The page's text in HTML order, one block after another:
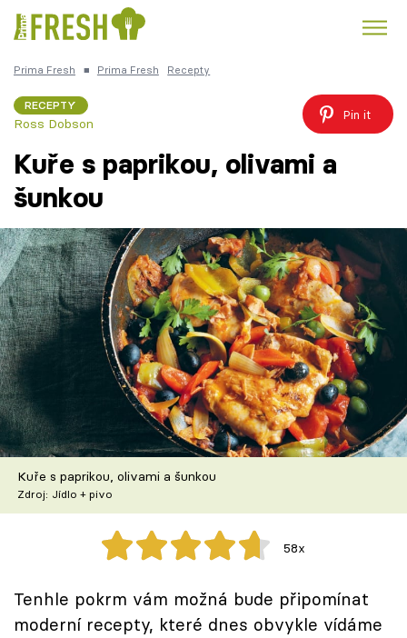
Česká kuchyně
Témata
Recepty
Články
TV Program
Škola vaření
Recepty z TV
Speciál: Cuketa
Těhotnej kuchař
Sledujte prima+
Prima Fresh ■ Prima Fresh Recepty
RECEPTY
Ross Dobson
Pin it
Kuře s paprikou, olivami a
šunkou
Kuře s paprikou, olivami a šunkou
Zdroj: Jídlo + pivo
58x
Tenhle pokrm vám možná bude připomínat
moderní recepty, které dnes obvykle vídáme